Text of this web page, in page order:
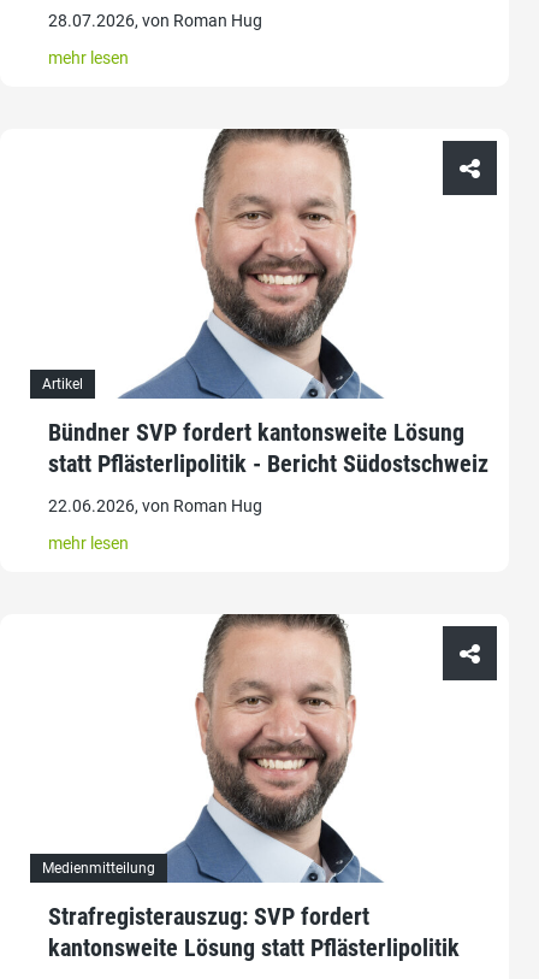
28.07.2026, von Roman Hug
mehr lesen
Artikel
Bündner SVP fordert kantonsweite Lösung
statt Pflästerlipolitik - Bericht Südostschweiz
22.06.2026, von Roman Hug
mehr lesen
Medienmitteilung
Strafregisterauszug: SVP fordert
kantonsweite Lösung statt Pflästerlipolitik